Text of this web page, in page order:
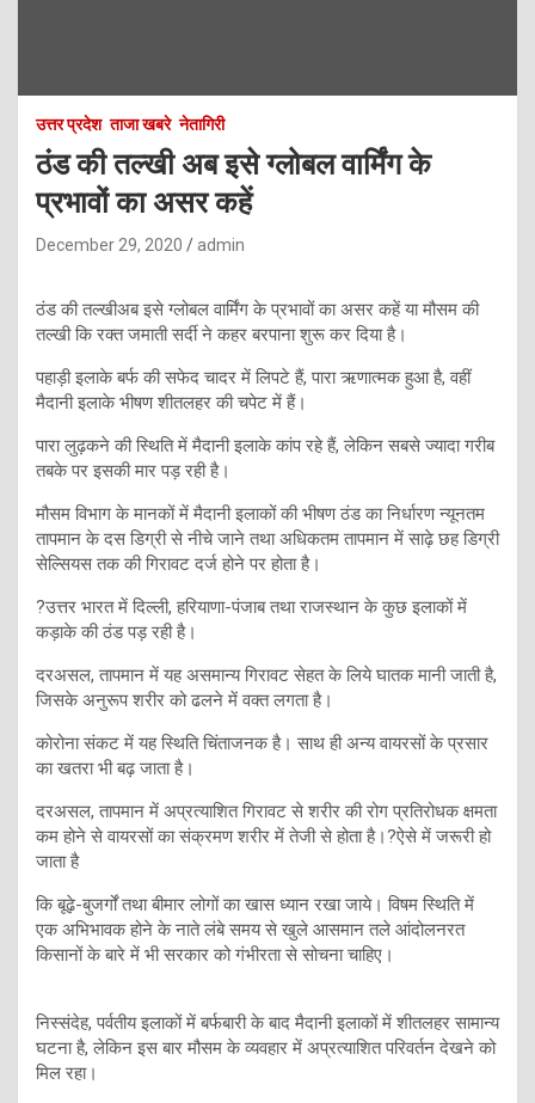
उत्तर प्रदेश ताजा खबरे नेतागिरी
ठंड की तल्खी अब इसे ग्लोबल वार्मिंग के
प्रभावों का असर कहें
December 29, 2020 admin
ठंड की तल्खीअब इसे ग्लोबल वार्मिंग के प्रभावों का असर कहें या मौसम की
तल्खी कि रक्त जमाती सर्दी ने कहर बरपाना शुरू कर दिया है।
पहाड़ी इलाके बर्फ की सफेद चादर में लिपटे हैं, पारा ऋणात्मक हुआ है, वहीं
मैदानी इलाके भीषण शीतलहर की चपेट में हैं।
पारा लुढ़कने की स्थिति में मैदानी इलाके कांप रहे हैं, लेकिन सबसे ज्यादा गरीब
तबके पर इसकी मार पड़ रही है।
मौसम विभाग के मानकों में मैदानी इलाकों की भीषण ठंड का निर्धारण न्यूनतम
तापमान के दस डिग्री से नीचे जाने तथा अधिकतम तापमान में साढ़े छह डिग्री
सेल्सियस तक की गिरावट दर्ज होने पर होता है।
?उत्तर भारत में दिल्ली, हरियाणा-पंजाब तथा राजस्थान के कुछ इलाकों में
कड़ाके की ठंड पड़ रही है।
दरअसल, तापमान में यह असमान्य गिरावट सेहत के लिये घातक मानी जाती है,
जिसके अनुरूप शरीर को ढलने में वक्त लगता है।
कोरोना संकट में यह स्थिति चिंताजनक है। साथ ही अन्य वायरसों के प्रसार
का खतरा भी बढ़ जाता है।
दरअसल, तापमान में अप्रत्याशित गिरावट से शरीर की रोग प्रतिरोधक क्षमता
कम होने से वायरसों का संक्रमण शरीर में तेजी से होता है।?ऐसे में जरूरी हो
जाता है
कि बूढ़े-बुजर्गों तथा बीमार लोगों का खास ध्यान रखा जाये। विषम स्थिति में
एक अभिभावक होने के नाते लंबे समय से खुले आसमान तले आंदोलनरत
किसानों के बारे में भी सरकार को गंभीरता से सोचना चाहिए।
निस्संदेह, पर्वतीय इलाकों में बर्फबारी के बाद मैदानी इलाकों में शीतलहर सामान्य
घटना है, लेकिन इस बार मौसम के व्यवहार में अप्रत्याशित परिवर्तन देखने को
मिल रहा।